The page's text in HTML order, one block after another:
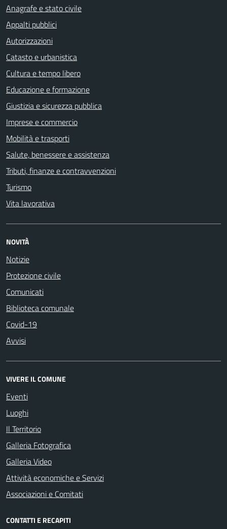
Anagrafe e stato civile
Appalti pubblici
Autorizzazioni
Catasto e urbanistica
Cultura e tempo libero
Educazione e formazione
Giustizia e sicurezza pubblica
Imprese e commercio
Mobilità e trasporti
Salute, benessere e assistenza
Tributi, finanze e contravvenzioni
Turismo
Vita lavorativa
NOVITÀ
Notizie
Protezione civile
Comunicati
Biblioteca comunale
Covid-19
Avvisi
VIVERE IL COMUNE
Eventi
Luoghi
Il Territorio
Galleria Fotografica
Galleria Video
Attività economiche e Servizi
Associazioni e Comitati
CONTATTI E RECAPITI